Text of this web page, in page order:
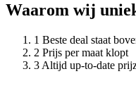
Waarom wij
Beste deal staat
Prijs per maat klopt
Altijd up-to-date